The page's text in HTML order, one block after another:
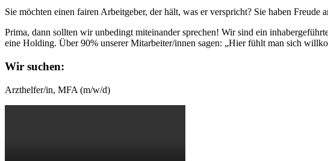
Sie möchten einen fairen Arbeitgeber, der hält, was er verspricht? Sie haben
Prima, dann sollten wir unbedingt miteinander sprechen! Wir sind ein
eine Holding. Über 90% unserer Mitarbeiter/innen sagen: „Hier fühlt man sich
Wir suchen:
Arzthelfer/in, MFA (m/w/d)